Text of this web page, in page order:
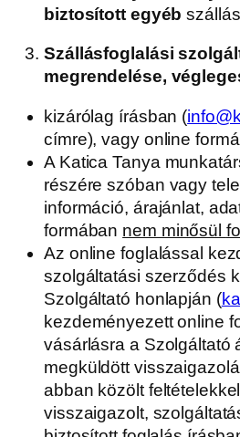
biztosított egyéb
Szállásfoglalási
megrendelése,
kizárólag írásban (
címre), vagy online
A Katica Tanya
részére szóban vagy
információ, árajánlat,
formában nem minősül
Az online foglalással
szolgáltatási szerződés
Szolgáltató honlapján (
kezdeményezett online
vásárlásra a Szolgáltató
megküldött
abban közölt
visszaigazolt,